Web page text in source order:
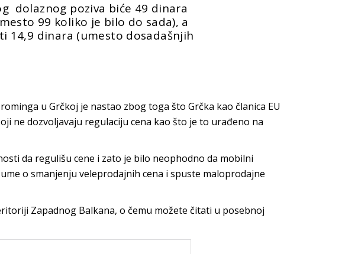
dolaznog poziva biće 49 dinara
99 koliko je bilo do sada), a
14,9 dinara (umesto dosadašnjih
u Grčkoj je nastao zbog toga što Grčka kao članica EU
ne dozvoljavaju regulaciju cena kao što je to urađeno na
da regulišu cene i zato je bilo neophodno da mobilni
o smanjenju veleprodajnih cena i spuste maloprodajne
Zapadnog Balkana, o čemu možete čitati u posebnoj